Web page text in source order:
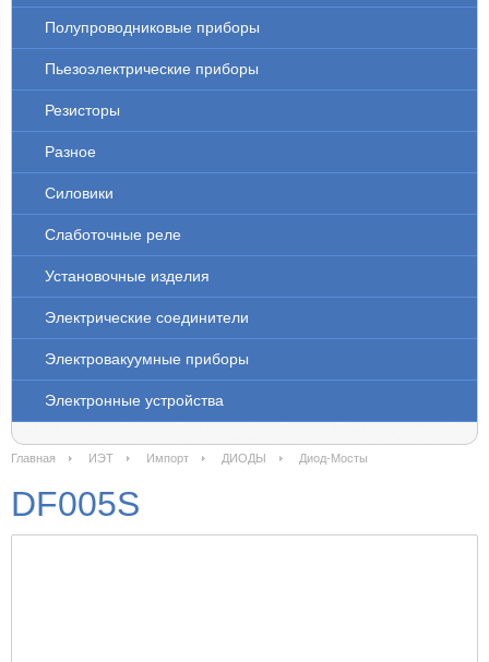
Полупроводниковые приборы
Пьезоэлектрические приборы
Резисторы
Разное
Силовики
Слаботочные реле
Установочные изделия
Электрические соединители
Электровакуумные приборы
Электронные устройства
Главная ИЭТ Импорт ДИОДЫ Диод-Мосты
DF005S